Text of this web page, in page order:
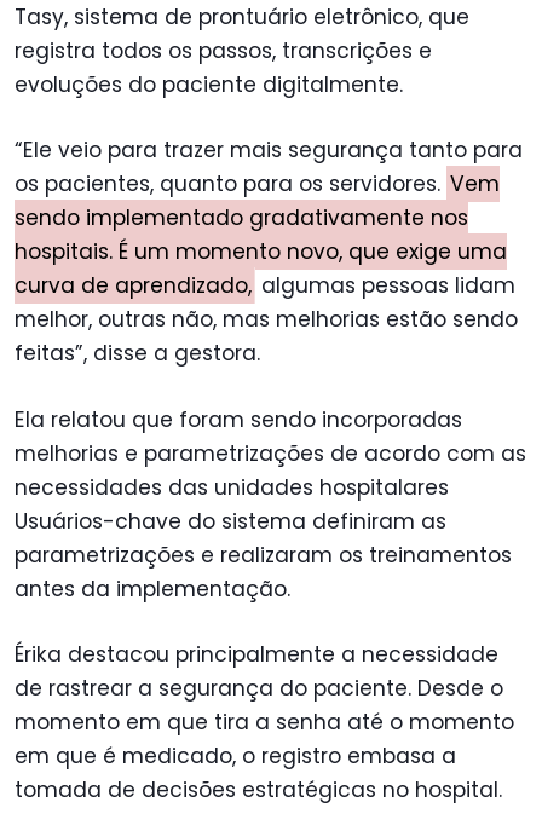
Tasy, sistema de prontuário eletrônico, que
registra todos os passos, transcrições e
evoluções do paciente digitalmente.
“Ele veio para trazer mais segurança tanto para
os pacientes, quanto para os servidores. Vem
sendo implementado gradativamente nos
hospitais. É um momento novo, que exige uma
curva de aprendizado, algumas pessoas lidam
melhor, outras não, mas melhorias estão sendo
feitas”, disse a gestora.
Ela relatou que foram sendo incorporadas
melhorias e parametrizações de acordo com as
necessidades das unidades hospitalares
Usuários-chave do sistema definiram as
parametrizações e realizaram os treinamentos
antes da implementação.
Érika destacou principalmente a necessidade
de rastrear a segurança do paciente. Desde o
momento em que tira a senha até o momento
em que é medicado, o registro embasa a
tomada de decisões estratégicas no hospital.